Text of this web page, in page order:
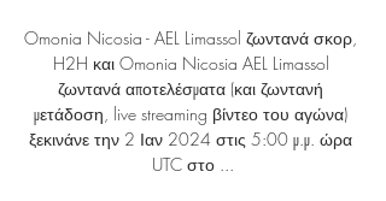
Omonia Nicosia - AEL Limassol ζωντανά σκορ,
H2H και Omonia Nicosia AEL Limassol
ζωντανά αποτελέσματα (και ζωντανή
μετάδοση, live streaming βίντεο του αγώνα)
ξεκινάνε την 2 Ιαν 2024 στις 5:00 μ.μ. ώρα
UTC στο ...